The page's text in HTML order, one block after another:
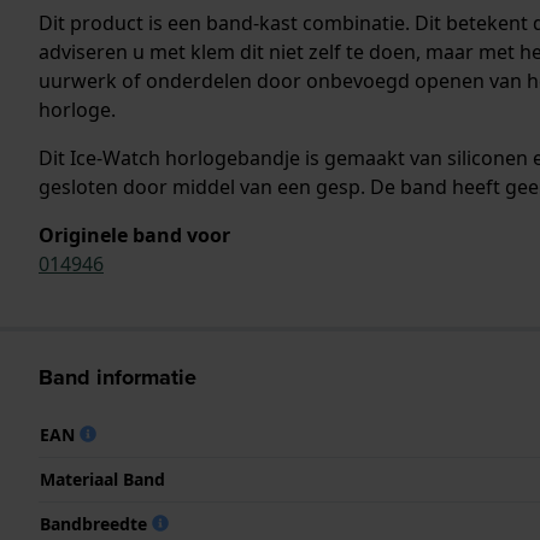
Dit product is een band-kast combinatie. Dit
adviseren u met klem dit niet zelf te doen, maar met
uurwerk of onderdelen door onbevoegd openen van
horloge.
Dit Ice-Watch horlogebandje is gemaakt van
gesloten door middel van een gesp. De band heeft
Originele band voor
014946
Band informatie
EAN
Materiaal Band
Bandbreedte